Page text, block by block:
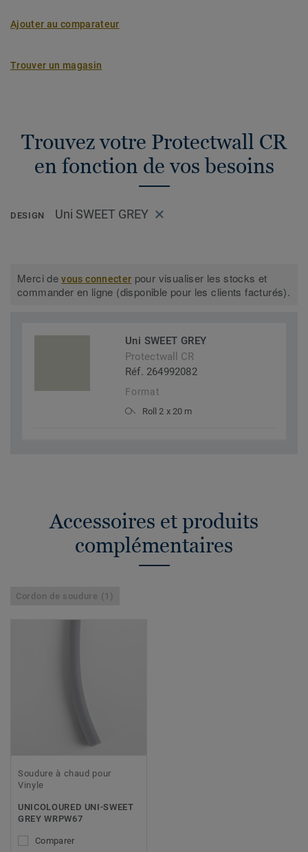
Ajouter au comparateur
Trouver un magasin
Trouvez votre Protectwall CR
en fonction de vos besoins
DESIGN Uni SWEET GREY
Merci devous connecter pour visualiser les stocks et
commander en ligne (disponible pour les clients facturés).
Uni SWEET GREY
Protectwall CR
Réf. 264992082
Format
Roll 2 x 20 m
Accessoires et produits
complémentaires
Cordon de soudure (1)
Soudure à chaud pour
Vinyle
UNICOLOURED UNI-SWEET
GREY WRPW67
Comparer